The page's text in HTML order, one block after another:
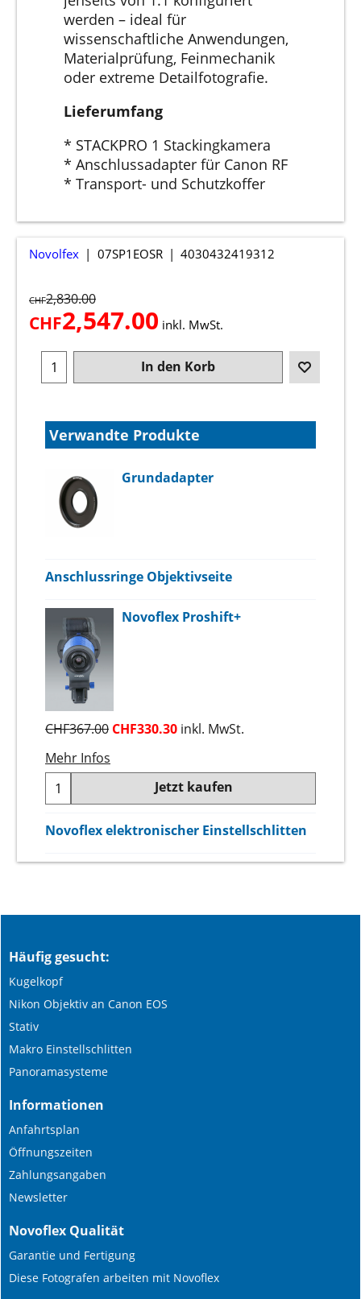
werden – ideal für
wissenschaftliche Anwendungen,
Materialprüfung, Feinmechanik
oder extreme Detailfotografie.
Lieferumfang
* STACKPRO 1 Stackingkamera
* Anschlussadapter für Canon RF
* Transport- und Schutzkoffer
Novolfex 07SP1EOSR 4030432419312
CHF2,830.00
CHF2,547.00 inkl. MwSt.
In den Korb
Verwandte Produkte
Grundadapter
Anschlussringe Objektivseite
Novoflex Proshift+
CHF367.00 CHF330.30 inkl. MwSt.
Mehr Infos
Jetzt kaufen
Novoflex elektronischer Einstellschlitten
Häufig gesucht:
Kugelkopf
Nikon Objektiv an Canon EOS
Stativ
Makro Einstellschlitten
Panoramasysteme
Informationen
Anfahrtsplan
Öffnungszeiten
Zahlungsangaben
Newsletter
Novoflex Qualität
Garantie und Fertigung
Diese Fotografen arbeiten mit Novoflex